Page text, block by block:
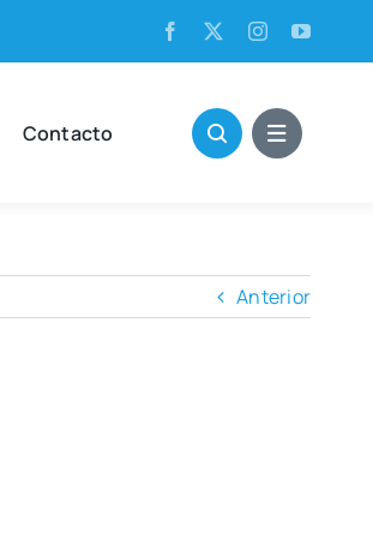
Con­tac­to
Anterior